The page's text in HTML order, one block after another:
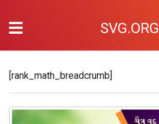
SVG.ORG
[rank_math_breadcrumb]